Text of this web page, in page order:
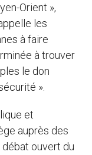
Orient »,
les
à faire
à trouver
le don
».
et
auprès des
ouvert du